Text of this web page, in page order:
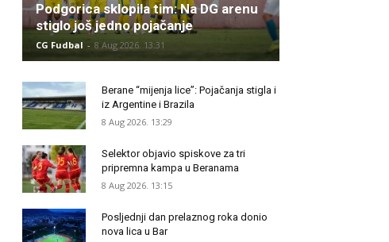
Podgorica sklopila tim: Na DG arenu
stiglo još jedno pojačanje
CG Fudbal - 8 Aug 2026. 13:31
Berane “mijenja lice”: Pojačanja stigla i
iz Argentine i Brazila
8 Aug 2026. 13:29
Selektor objavio spiskove za tri
pripremna kampa u Beranama
8 Aug 2026. 13:15
Posljednji dan prelaznog roka donio
nova lica u Bar